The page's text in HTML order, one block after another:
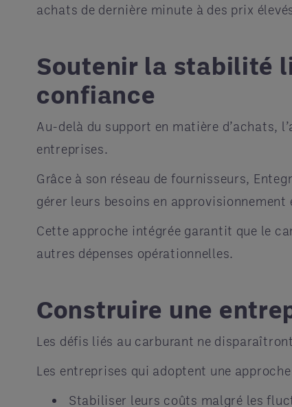
achats de dernière minute à des prix
Soutenir la stabilité
confiance
Au-delà du support en matière d’achats,
entreprises.
Grâce à son réseau de fournisseurs,
gérer leurs besoins en
Cette approche intégrée garantit que le
autres dépenses opérationnelles.
Construire une
Les défis liés au carburant ne
Les entreprises qui adoptent une
Stabiliser leurs coûts malgré les